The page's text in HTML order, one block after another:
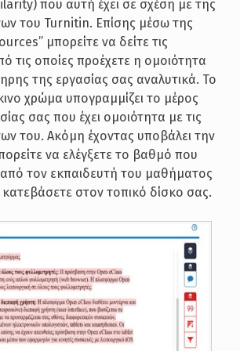
που αυτή έχει σε σχέση με της
του Turnitin. Επίσης μέσω της
μπορείτε να δείτε τις
τις οποίες προέχετε η ομοιότητα
της εργασίας σας αναλυτικά. Το
χρώμα υπογραμμίζει το μέρος
σας που έχει ομοιότητα με τις
του. Ακόμη έχοντας υποβάλει την
να ελέγξετε το βαθμό που
από τον εκπαιδευτή του μαθήματος
στον τοπικό δίσκο σας.